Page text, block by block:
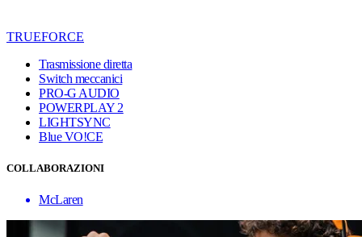
TRUEFORCE
Trasmissione diretta
Switch meccanici
PRO-G AUDIO
POWERPLAY 2
LIGHTSYNC
Blue VO!CE
COLLABORAZIONI
McLaren